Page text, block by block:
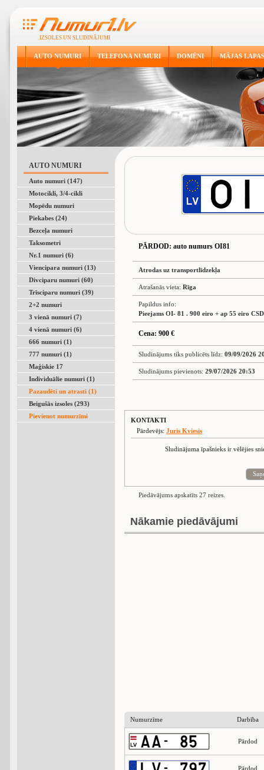
IZSOLES UN SLUDINĀJUMI
AUTO NUMURI TELEFONA NUMURI DOMĒNI MĀJAS LAPAS
AUTO NUMURI
Auto numuri (147)
Motocikli, 3/4-cikli
Mopēdu numuri
Piekabes (24)
Bezceļa numuri
Taksometri
Nr.1 numuri (6)
Viencipara numuri (13)
Divciparu numuri (60)
Trīsciparu numuri (39)
2+2 numuri
3 vienā numuri (7)
4 vienā numuri (6)
666 numuri (1)
777 numuri (1)
Maģiskie 17
Individuālie numuri (1)
Pazaudēti un atrasti (1)
Beigušās izsoles (293)
Pievienot numurzīmi
PĀRDOD: auto numurs OI81
Atrodas uz transportlīdzekļa
Atrašanās vieta: Rīga
Papildus info:
Pieejams OI- 81 . 900 eiro + ap 55 eiro
Cena: 900 €
Sludinājums tiks publicēts līdz: 09/09/2026
Sludinājums pievienots: 29/07/2026 20:53
KONTAKTI
Pārdevējs: Juris Kviesis
Sludinājuma īpašnieks ir vēlējies
Piedāvājums apskatīts 27 reizes.
Nākamie piedāvājumi
Numurzīme Darbība
Pārdod
Pārdod